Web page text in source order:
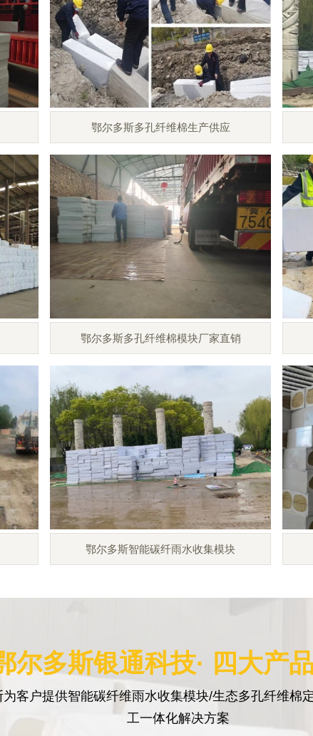
鄂尔多斯多孔纤维棉生产供应
鄂尔多斯多孔纤维棉模块厂家直销
鄂尔多斯智能碳纤雨水收集模块
尔多斯银通科技· 四大产
为客户提供智能碳纤维雨水收集模块/生态多孔纤维棉
工一体化解决方案